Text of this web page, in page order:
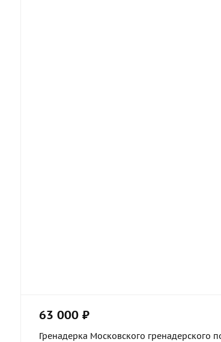
63 000 ₽
Гренадерка Московского гренадерского